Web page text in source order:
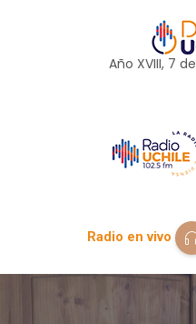
Año XVIII, 7 de
Radio en vivo